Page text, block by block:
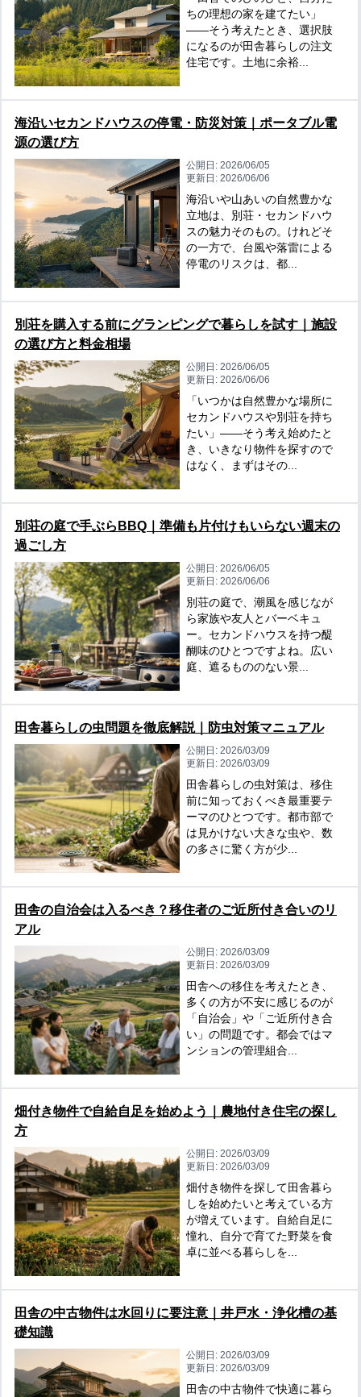
ちの理想の家を建てたい」
——そう考えたとき、選択肢
になるのが田舎暮らしの注文
住宅です。土地に余裕...
海沿いセカンドハウスの停電・防災対策｜ポータブル電
源の選び方
公開日: 2026/06/05
更新日: 2026/06/06
海沿いや山あいの自然豊かな
立地は、別荘・セカンドハウ
スの魅力そのもの。けれどそ
の一方で、台風や落雷による
停電のリスクは、都...
別荘を購入する前にグランピングで暮らしを試す｜施設
の選び方と料金相場
公開日: 2026/06/05
更新日: 2026/06/06
「いつかは自然豊かな場所に
セカンドハウスや別荘を持ち
たい」——そう考え始めたと
き、いきなり物件を探すので
はなく、まずはその...
別荘の庭で手ぶらBBQ｜準備も片付けもいらない週末の
過ごし方
公開日: 2026/06/05
更新日: 2026/06/06
別荘の庭で、潮風を感じなが
ら家族や友人とバーベキュ
ー。セカンドハウスを持つ醍
醐味のひとつですよね。広い
庭、遮るもののない景...
田舎暮らしの虫問題を徹底解説｜防虫対策マニュアル
公開日: 2026/03/09
更新日: 2026/03/09
田舎暮らしの虫対策は、移住
前に知っておくべき最重要テ
ーマのひとつです。都市部で
は見かけない大きな虫や、数
の多さに驚く方が少...
田舎の自治会は入るべき？移住者のご近所付き合いのリ
アル
公開日: 2026/03/09
更新日: 2026/03/09
田舎への移住を考えたとき、
多くの方が不安に感じるのが
「自治会」や「ご近所付き合
い」の問題です。都会ではマ
ンションの管理組合...
畑付き物件で自給自足を始めよう｜農地付き住宅の探し
方
公開日: 2026/03/09
更新日: 2026/03/09
畑付き物件を探して田舎暮ら
しを始めたいと考えている方
が増えています。自給自足に
憧れ、自分で育てた野菜を食
卓に並べる暮らしを...
田舎の中古物件は水回りに要注意｜井戸水・浄化槽の基
礎知識
公開日: 2026/03/09
更新日: 2026/03/09
田舎の中古物件で快適に暮ら